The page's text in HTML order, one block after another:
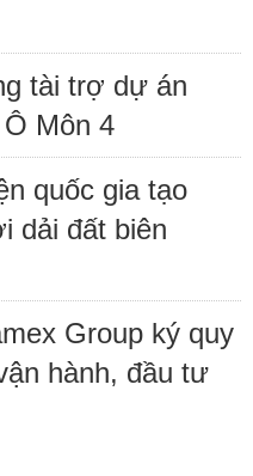
tài trợ dự án
Môn 4
quốc gia tạo
dải đất biên
Group ký quy
hành, đầu tư